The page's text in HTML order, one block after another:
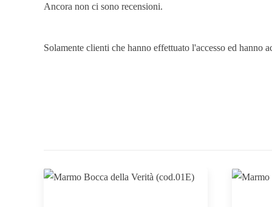
Ancora non ci sono recensioni.
Solamente clienti che hanno effettuato l'accesso ed hanno